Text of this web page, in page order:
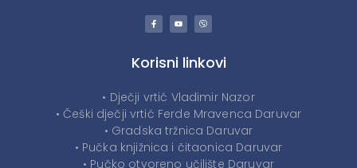
Korisni linkovi
• Dječji vrtić Vladimir Nazor
• Češki dječji vrtić Ferde Mravenca Daruvar
• Gradska tržnica Daruvar
• Pučka knjižnica i čitaonica Daruvar
• Pučko otvoreno učilište Daruvar